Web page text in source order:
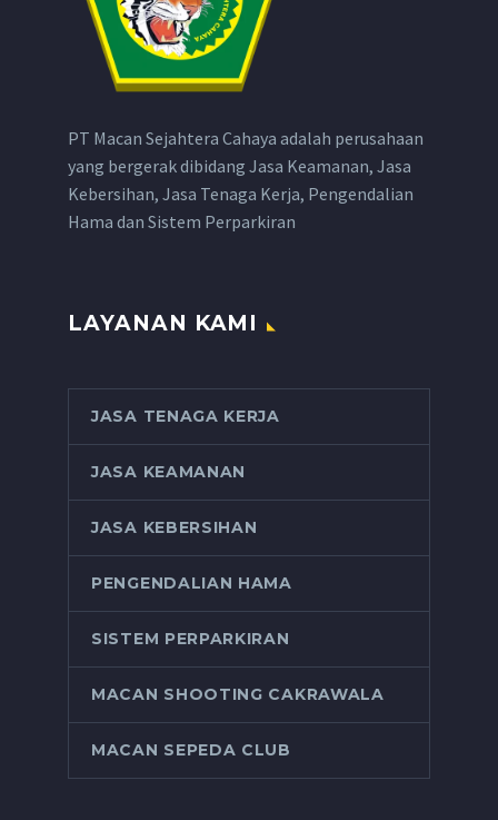
PT Macan Sejahtera Cahaya adalah perusahaan
yang bergerak dibidang Jasa Keamanan, Jasa
Kebersihan, Jasa Tenaga Kerja, Pengendalian
Hama dan Sistem Perparkiran
LAYANAN KAMI
JASA TENAGA KERJA
JASA KEAMANAN
JASA KEBERSIHAN
PENGENDALIAN HAMA
SISTEM PERPARKIRAN
MACAN SHOOTING CAKRAWALA
MACAN SEPEDA CLUB